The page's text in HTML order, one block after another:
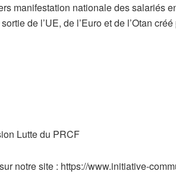
manifestation nationale des salariés
de l’UE, de l’Euro et de l’Otan
Lutte du PRCF
notre site : https://www.initiative-